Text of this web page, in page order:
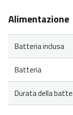
Alimentazione
Batteria inclusa
Batteria
Durata della